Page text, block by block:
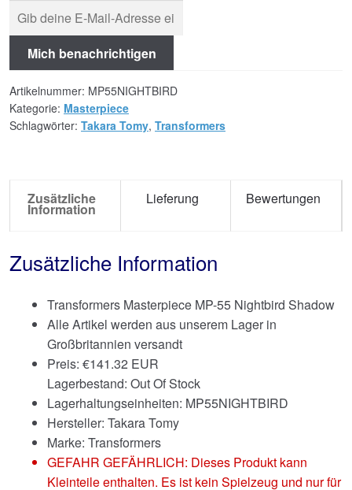
Mich benachrichtigen
Artikelnummer: MP55NIGHTBIRD
Kategorie: Masterpiece
Schlagwörter: Takara Tomy, Transformers
Zusätzliche
Information
Lieferung Bewertungen
Zusätzliche Information
Transformers Masterpiece MP-55 Nightbird Shadow
Alle Artikel werden aus unserem Lager in
Großbritannien versandt
Preis: €141.32 EUR
Lagerbestand: Out Of Stock
Lagerhaltungseinheiten: MP55NIGHTBIRD
Hersteller: Takara Tomy
Marke: Transformers
GEFAHR GEFÄHRLICH: Dieses Produkt kann
Kleinteile enthalten. Es ist kein Spielzeug und nur für